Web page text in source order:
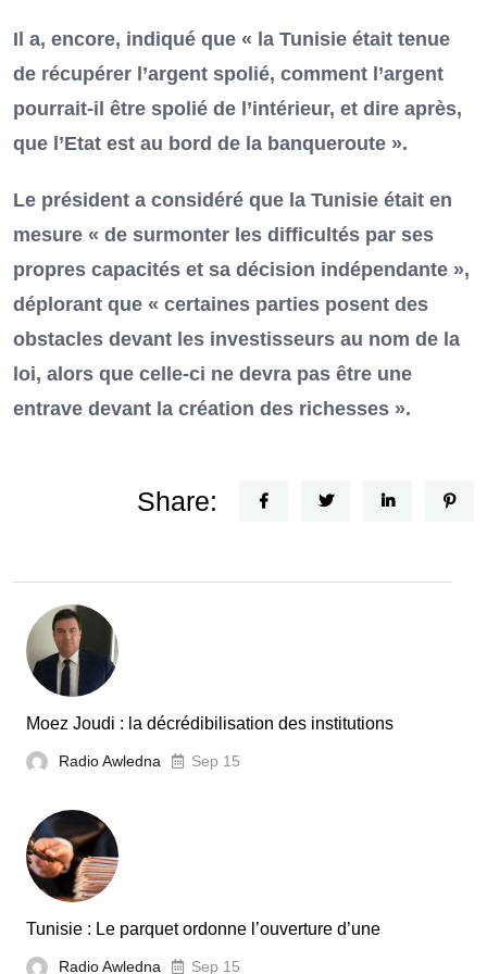
Il a, encore, indiqué que « la Tunisie était tenue
de récupérer l’argent spolié, comment l’argent
pourrait-il être spolié de l’intérieur, et dire après,
que l’Etat est au bord de la banqueroute ».
Le président a considéré que la Tunisie était en
mesure « de surmonter les difficultés par ses
propres capacités et sa décision indépendante »,
déplorant que « certaines parties posent des
obstacles devant les investisseurs au nom de la
loi, alors que celle-ci ne devra pas être une
entrave devant la création des richesses ».
Share:
Moez Joudi : la décrédibilisation des institutions
Radio Awledna Sep 15
Tunisie : Le parquet ordonne l’ouverture d’une
Radio Awledna Sep 15